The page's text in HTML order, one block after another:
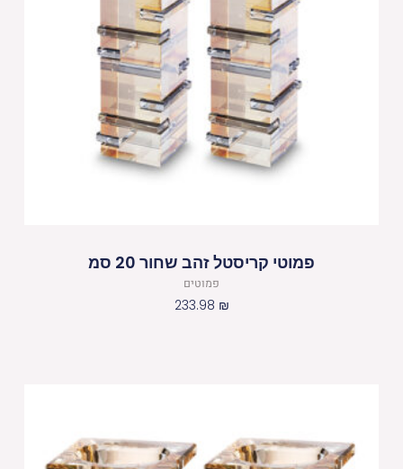
פמוטי קריסטל זהב שחור 20 סמ
פמוטים
233.98 ₪